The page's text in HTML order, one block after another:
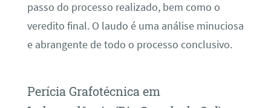
passo do processo realizado, bem como o
veredito final. O laudo é uma análise minuciosa
e abrangente de todo o processo conclusivo.
Perícia Grafotécnica em